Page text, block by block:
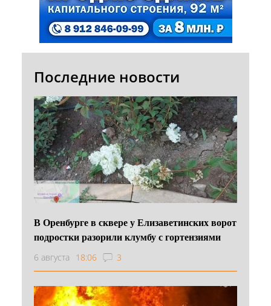
Последние новости
В Оренбурге в сквере у Елизаветинских ворот
подростки разорили клумбу с гортензиями
6 августа 18:06 3